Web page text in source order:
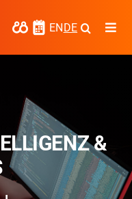
ENDE
&